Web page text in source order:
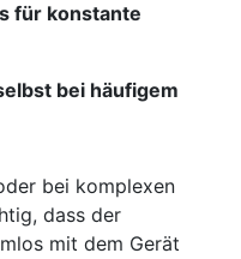
für konstante
bei häufigem
bei komplexen
dass der
mit dem Gerät